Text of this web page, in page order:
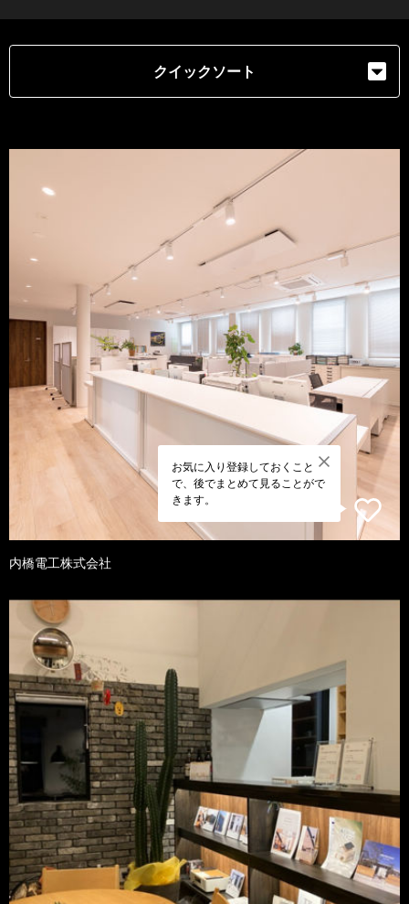
クイックソート
お気に入り登録しておくこと
で、後でまとめて見ることがで
きます。
内橋電工株式会社